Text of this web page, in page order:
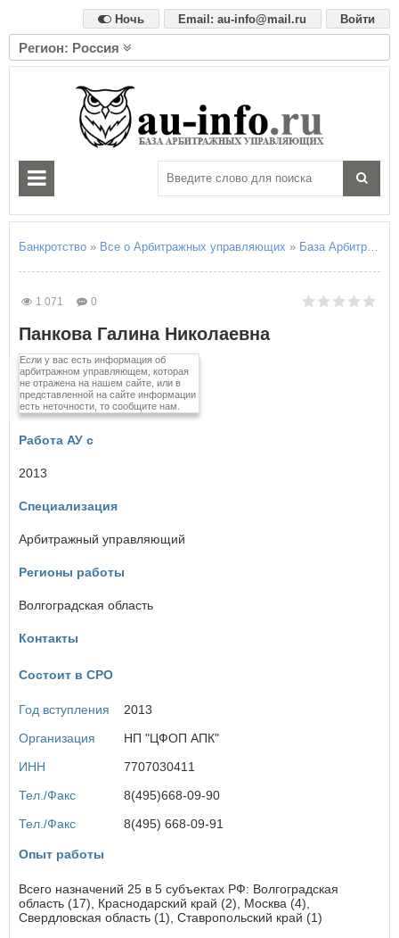
Войти
Email: au-info@mail.ru
Ночь
Регион: Россия
Алтайский край
Амурская область
Архангельская область
Астраханская область
Б
Белгородская область
В
Владимирская область
Вологодская область
Воронежская область
Е
Еврейская автономная область
З
Забайкальский край
И
Иркутская область
Кабардино-Балкарская Республика
Калужская область
Карачаево-Черкесская Республика
Кировская область
Костромская область
Красноярский край
Курская область
Л
Ленинградская область
М
Магаданская область
Банкротство » Все о Арбитражных управляющих » База
1 071 0
Панкова Галина Николаевна
Если у вас есть информация об
арбитражном управляющем, которая
не отражена на нашем сайте, или в
представленной на сайте информации
есть неточности, то сообщите нам.
Работа АУ с
2013
Специализация
Арбитражный управляющий
Регионы работы
Волгоградская область
Контакты
Состоит в СРО
Год вступления
2013
Организация
НП "ЦФОП АПК"
ИНН
7707030411
Тел./Факс
8(495)668-09-90
Тел./Факс
8(495) 668-09-91
Опыт работы
Всего назначений 25 в 5 субъектах РФ: Волгоградская
область (17), Краснодарский край (2), Москва (4),
Свердловская область (1), Ставропольский край (1)